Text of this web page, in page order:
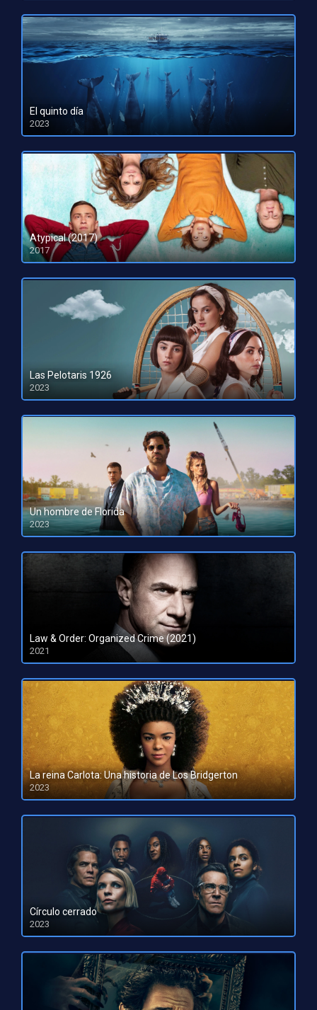
El quinto día
2023
HD 1080pHD 720p
Atypical (2017)
2017
Las Pelotaris 1926
2023
HD 1080pHD 720p
Un hombre de Florida
2023
HD 1080pHD 720p
Law & Order: Organized Crime (2021)
2021
La reina Carlota: Una historia de Los Bridgerton
2023
HD 1080pHD 720p
Círculo cerrado
2023
HD 1080pHD 720p